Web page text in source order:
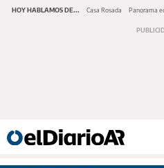
HOY HABLAMOS DE... Casa Rosada Panorama